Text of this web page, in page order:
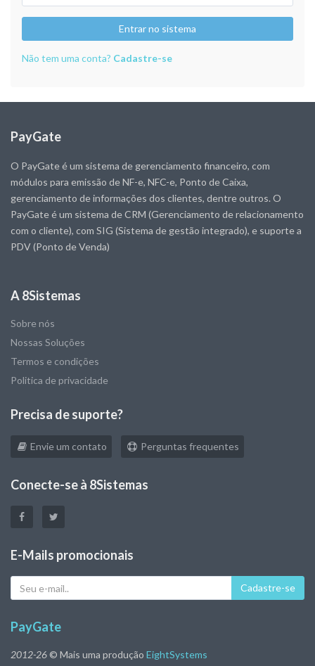
Entrar no sistema
Não tem uma conta? Cadastre-se
PayGate
O PayGate é um sistema de gerenciamento financeiro, com
módulos para emissão de NF-e, NFC-e, Ponto de Caixa,
gerenciamento de informações dos clientes, dentre outros. O
PayGate é um sistema de CRM (Gerenciamento de relacionamento
com o cliente), com SIG (Sistema de gestão integrado), e suporte a
PDV (Ponto de Venda)
A 8Sistemas
Sobre nós
Nossas Soluções
Termos e condições
Politica de privacidade
Precisa de suporte?
Envie um contato Perguntas frequentes
Conecte-se à 8Sistemas
E-Mails promocionais
e-
Cadastre-se
PayGate
2012-26 © Mais uma produção EightSystems